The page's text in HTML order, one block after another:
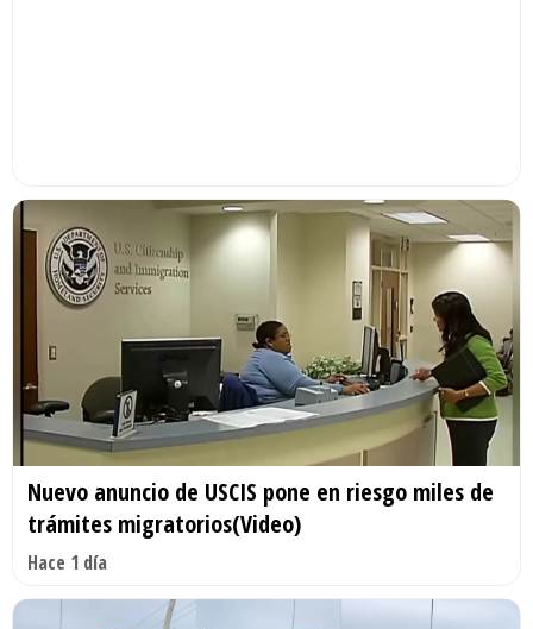
Nuevo anuncio de USCIS pone en riesgo miles de
trámites migratorios(Video)
Hace 1 día